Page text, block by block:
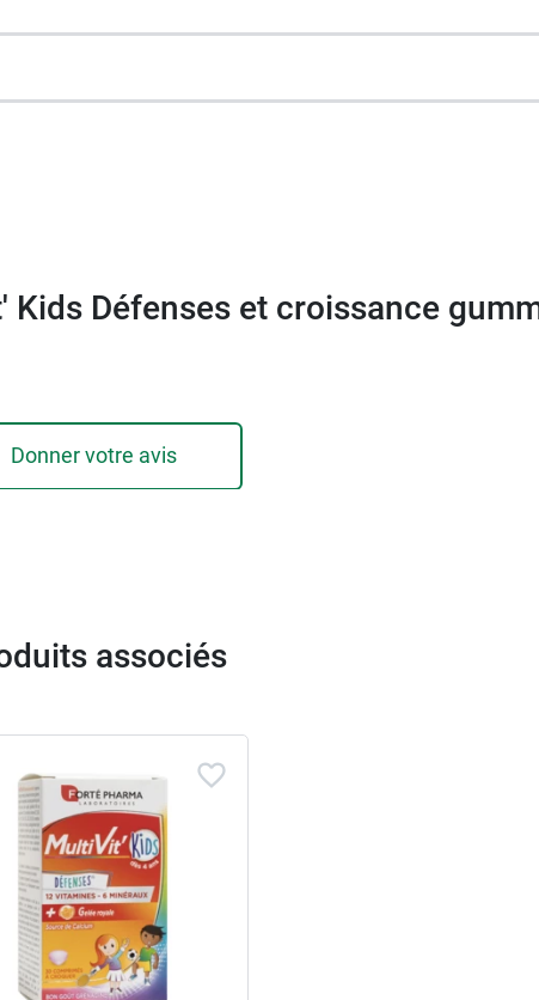
Défenses et croissance
Donner votre avis
associés